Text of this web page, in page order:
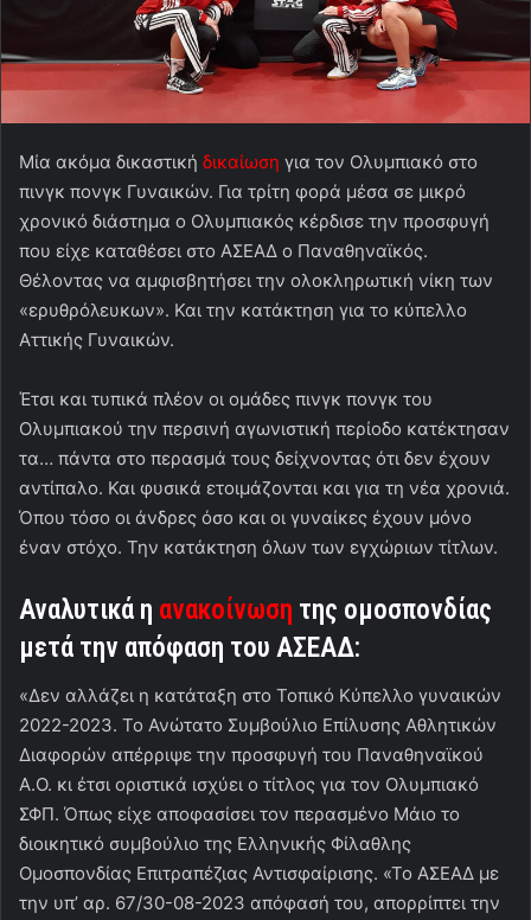
Μία ακόμα δικαστική δικαίωση για τον Ολυμπιακό στο
πινγκ πονγκ Γυναικών. Για τρίτη φορά μέσα σε μικρό
χρονικό διάστημα ο Ολυμπιακός κέρδισε την προσφυγή
που είχε καταθέσει στο ΑΣΕΑΔ ο Παναθηναϊκός.
Θέλοντας να αμφισβητήσει την ολοκληρωτική νίκη των
«ερυθρόλευκων». Και την κατάκτηση για το κύπελλο
Αττικής Γυναικών.
Έτσι και τυπικά πλέον οι ομάδες πινγκ πονγκ του
Ολυμπιακού την περσινή αγωνιστική περίοδο κατέκτησαν
τα… πάντα στο περασμά τους δείχνοντας ότι δεν έχουν
αντίπαλο. Και φυσικά ετοιμάζονται και για τη νέα χρονιά.
Όπου τόσο οι άνδρες όσο και οι γυναίκες έχουν μόνο
έναν στόχο. Την κατάκτηση όλων των εγχώριων τίτλων.
Αναλυτικά η ανακοίνωση της ομοσπονδίας
μετά την απόφαση του ΑΣΕΑΔ:
«Δεν αλλάζει η κατάταξη στο Τοπικό Κύπελλο γυναικών
2022-2023. Το Ανώτατο Συμβούλιο Επίλυσης Αθλητικών
Διαφορών απέρριψε την προσφυγή του Παναθηναϊκού
Α.Ο. κι έτσι οριστικά ισχύει ο τίτλος για τον Ολυμπιακό
ΣΦΠ. Όπως είχε αποφασίσει τον περασμένο Μάιο το
διοικητικό συμβούλιο της Ελληνικής Φίλαθλης
Ομοσπονδίας Επιτραπέζιας Αντισφαίρισης. «Το ΑΣΕΑΔ με
την υπ’ αρ. 67/30-08-2023 απόφασή του, απορρίπτει την